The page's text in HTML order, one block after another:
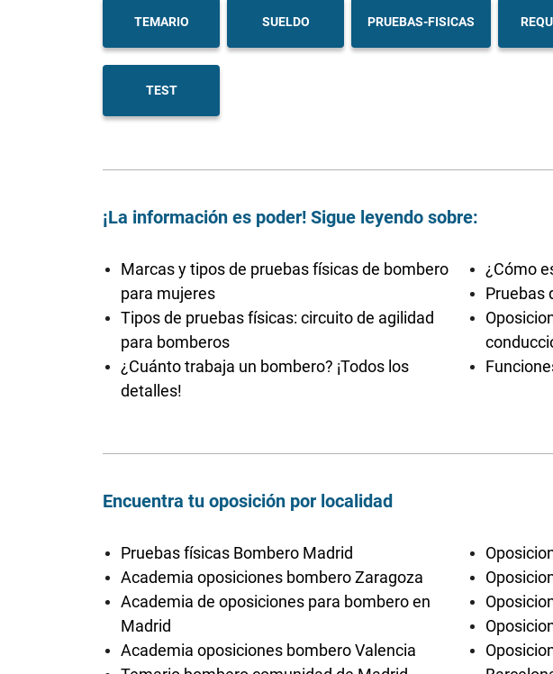
TEMARIO SUELDO PRUEBAS-FISICAS
TEST
¡La información es poder! Sigue leyendo sobre:
Marcas y tipos de pruebas físicas de bombero
para mujeres
Tipos de pruebas físicas: circuito de agilidad
para bomberos
¿Cuánto trabaja un bombero? ¡Todos los
detalles!
¿Cómo
Pruebas
Encuentra tu oposición por localidad
Pruebas físicas Bombero Madrid
Academia oposiciones bombero Zaragoza
Academia de oposiciones para bombero en
Madrid
Academia oposiciones bombero Valencia